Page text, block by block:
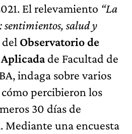
El relevamiento “La
salud y
Observatorio de
de Facultad de
indaga sobre varios
percibieron los
30 días de
Mediante una encuesta